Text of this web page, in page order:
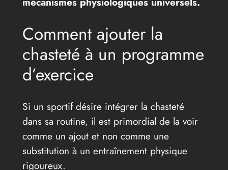
Comment ajouter la
chasteté à un programme
d’exercice
Si un sportif désire intégrer la chasteté
dans sa routine, il est primordial de la voir
comme un ajout et non comme une
substitution à un entraînement physique
rigoureux.